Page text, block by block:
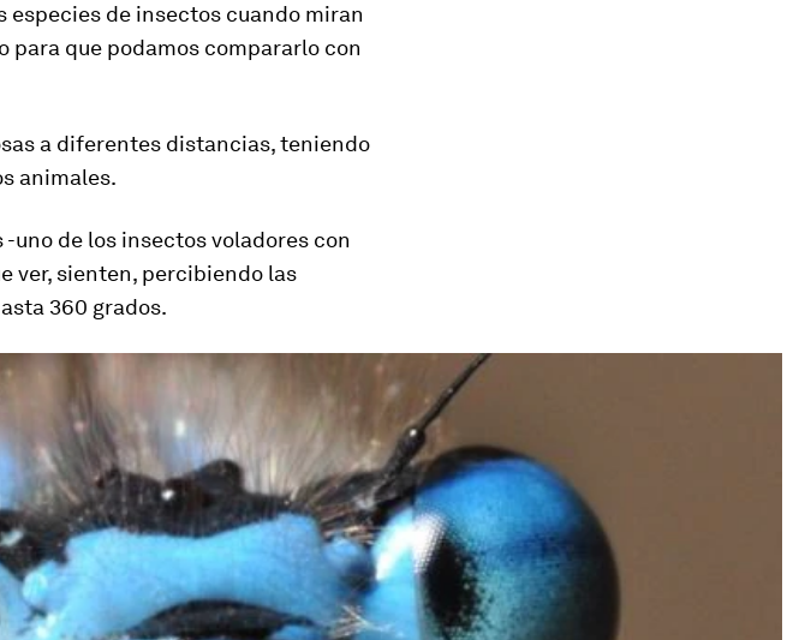
especies de insectos cuando miran
para que podamos compararlo con
a diferentes distancias, teniendo
animales.
uno de los insectos voladores con
ver, sienten, percibiendo las
360 grados.